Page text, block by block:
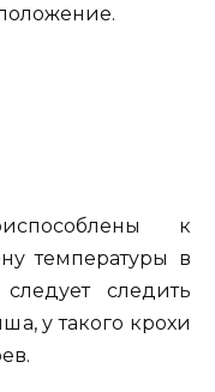
к
температуры в
следить
у такого крохи